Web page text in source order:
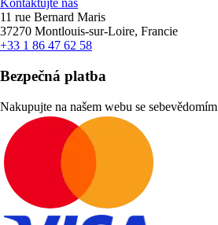
Kontaktujte nás
11 rue Bernard Maris
37270 Montlouis-sur-Loire, Francie
+33 1 86 47 62 58
Bezpečná platba
Nakupujte na našem webu se sebevědomím